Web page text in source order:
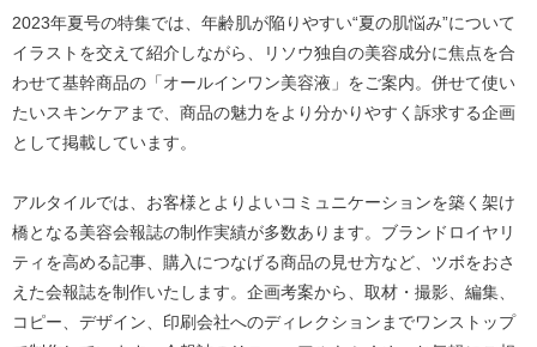
2023年夏号の特集では、年齢肌が陥りやすい“夏の肌悩み”について
イラストを交えて紹介しながら、リソウ独自の美容成分に焦点を合
わせて基幹商品の「オールインワン美容液」をご案内。併せて使い
たいスキンケアまで、商品の魅力をより分かりやすく訴求する企画
として掲載しています。
アルタイルでは、お客様とよりよいコミュニケーションを築く架け
橋となる美容会報誌の制作実績が多数あります。ブランドロイヤリ
ティを高める記事、購入につなげる商品の見せ方など、ツボをおさ
えた会報誌を制作いたします。企画考案から、取材・撮影、編集、
コピー、デザイン、印刷会社へのディレクションまでワンストップ